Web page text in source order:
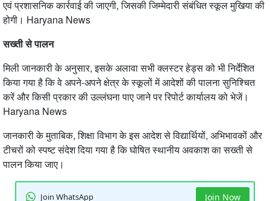
एवं प्रशासनिक कार्रवाई की जाएगी, जिसकी जिम्मेदारी संबंधित स्कूल मुखिया की
होगी। Haryana News
सख्ती से पालन
मिली जानकारी के अनुसार, इसके अलावा सभी क्लस्टर हेड्स को भी निर्देशित
किया गया है कि वे अपने-अपने क्षेत्र के स्कूलों में आदेशों की पालना सुनिश्चित
करें और किसी प्रकार की उल्लंघना पाए जाने पर रिपोर्ट कार्यालय को भेजें।
Haryana News
जानकारी के मुताबिक, शिक्षा विभाग के इस आदेश से विद्यार्थियों, अभिभावकों और
टीचरों को स्पष्ट संदेश दिया गया है कि घोषित स्थानीय अवकाश का सख्ती से
पालन किया जाए।
Join WhatsApp Join Now